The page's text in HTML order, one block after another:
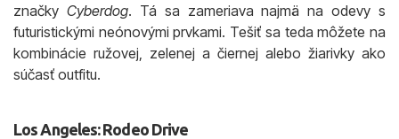
značky Cyberdog. Tá sa zameriava najmä na odevy s
futuristickými neónovými prvkami. Tešiť sa teda môžete na
kombinácie ružovej, zelenej a čiernej alebo žiarivky ako
súčasť outfitu.
Los Angeles: Rodeo Drive